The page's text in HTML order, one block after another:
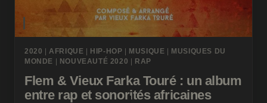
2020 |AFRIQUE HIP-HOP MUSIQUE
MUSIQUES DU
MONDE
NOUVEAUTÉ 2020 RAP
Flem & Vieux Farka Touré : un album
entre rap et sonorités africaines